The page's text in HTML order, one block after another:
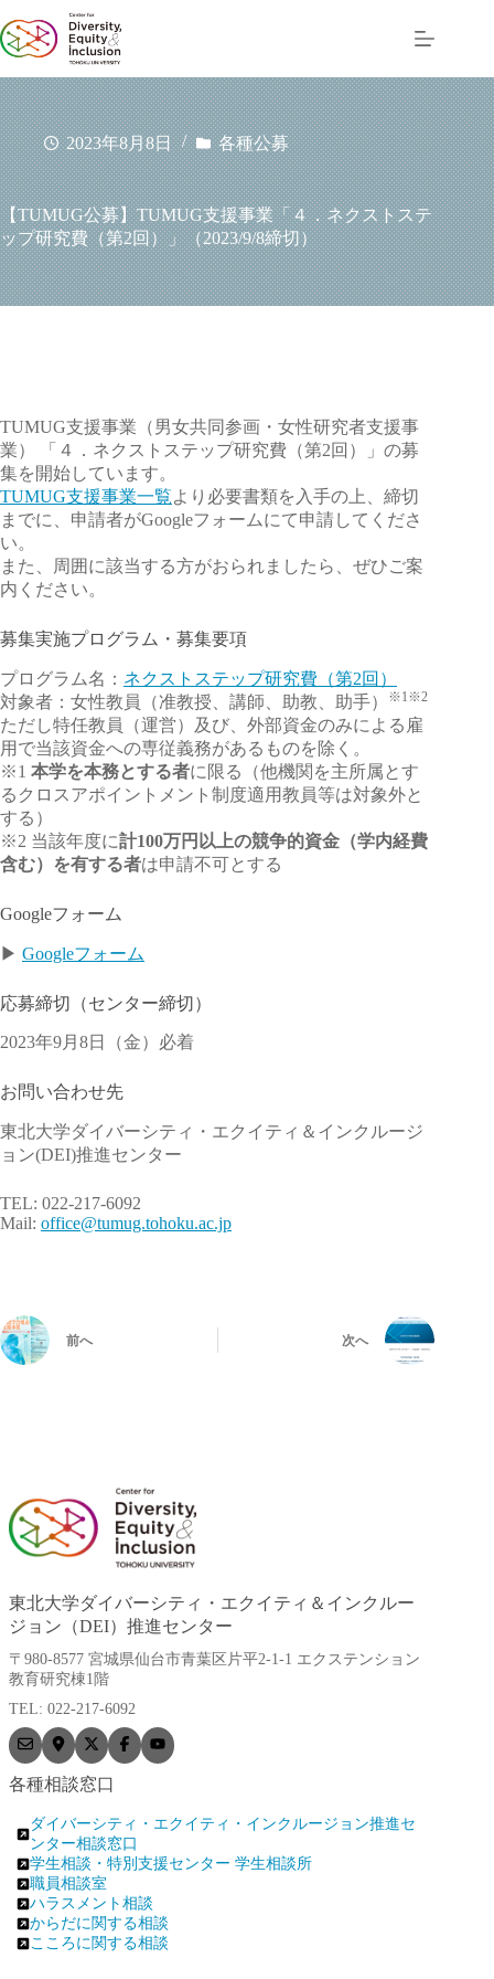
ン
テ
ン
ツ
へ
ス
キ
ッ
プ
2023年8月8日 各種公募
【TUMUG公募】TUMUG支援事業「４．ネクストステ
ップ研究費（第2回）」（2023/9/8締切）
TUMUG支援事業（男女共同参画・女性研究者支援事
業） 「４．ネクストステップ研究費（第2回）」の募
集を開始しています。
TUMUG支援事業一覧より必要書類を入手の上、締切
までに、申請者がGoogleフォームにて申請してくださ
い。
また、周囲に該当する方がおられましたら、ぜひご案
内ください。
募集実施プログラム・募集要項
プログラム名： ネクストステップ研究費（第2回）
対象者：女性教員（准教授、講師、助教、助手）
※1※2
ただし特任教員（運営）及び、外部資金のみによる雇
用で当該資金への専従義務があるものを除く。
※1 本学を本務とする者に限る（他機関を主所属とす
るクロスアポイントメント制度適用教員等は対象外と
する）
※2 当該年度に計100万円以上の競争的資金（学内経費
含む）を有する者は申請不可とする
Googleフォーム
▶ Googleフォーム
応募締切（センター締切）
2023年9月8日（金）必着
お問い合わせ先
東北大学ダイバーシティ・エクイティ＆インクルージ
ョン(DEI)推進センター
TEL: 022-217-6092
Mail: office@tumug.tohoku.ac.jp
前へ 次へ
東北大学ダイバーシティ・エクイティ＆インクルー
ジョン（DEI）推進センター
〒980-8577 宮城県仙台市青葉区片平2-1-1 エクステンション
教育研究棟1階
TEL: 022-217-6092
各種相談窓口
ダイバーシティ・エクイティ・インクルージョン推進セ
ンター相談窓口
学生相談・特別支援センター 学生相談所
職員相談室
ハラスメント相談
からだに関する相談
こころに関する相談